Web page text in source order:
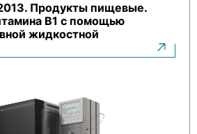
Сервис и ремонт
Продукты пищевые.
В1 с помощью
жидкостной